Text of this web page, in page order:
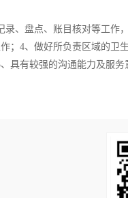
、盘点、账目核对等工作
；4、做好所负责区域的卫
具有较强的沟通能力及服务